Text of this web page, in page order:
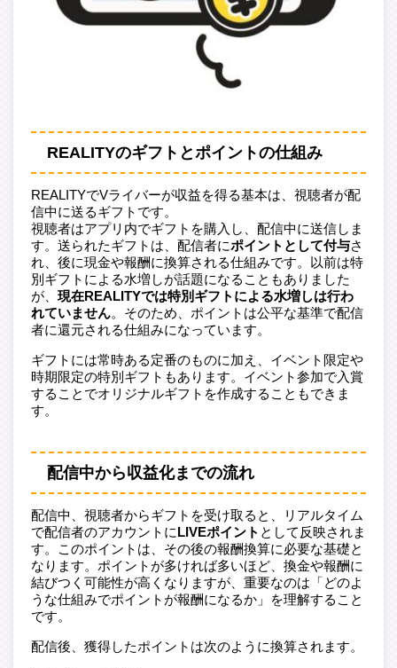
REALITYのギフトとポイントの仕組み
REALITYでVライバーが収益を得る基本は、視聴者が配
信中に送るギフトです。
視聴者はアプリ内でギフトを購入し、配信中に送信しま
す。送られたギフトは、配信者にポイントとして付与さ
れ、後に現金や報酬に換算される仕組みです。以前は特
別ギフトによる水増しが話題になることもありました
が、 現在REALITYでは特別ギフトによる水増しは行わ
れていません。そのため、ポイントは公平な基準で配信
者に還元される仕組みになっています。
ギフトには常時ある定番のものに加え、イベント限定や
時期限定の特別ギフトもあります。イベント参加で入賞
することでオリジナルギフトを作成することもできま
す。
配信中から収益化までの流れ
配信中、視聴者からギフトを受け取ると、リアルタイム
で配信者のアカウントにLIVEポイント として反映されま
す。このポイントは、その後の報酬換算に必要な基礎と
なります。ポイントが多ければ多いほど、換金や報酬に
結びつく可能性が高くなりますが、重要なのは「どのよ
うな仕組みでポイントが報酬になるか」を理解すること
です。
配信後、獲得したポイントは次のように換算されます。